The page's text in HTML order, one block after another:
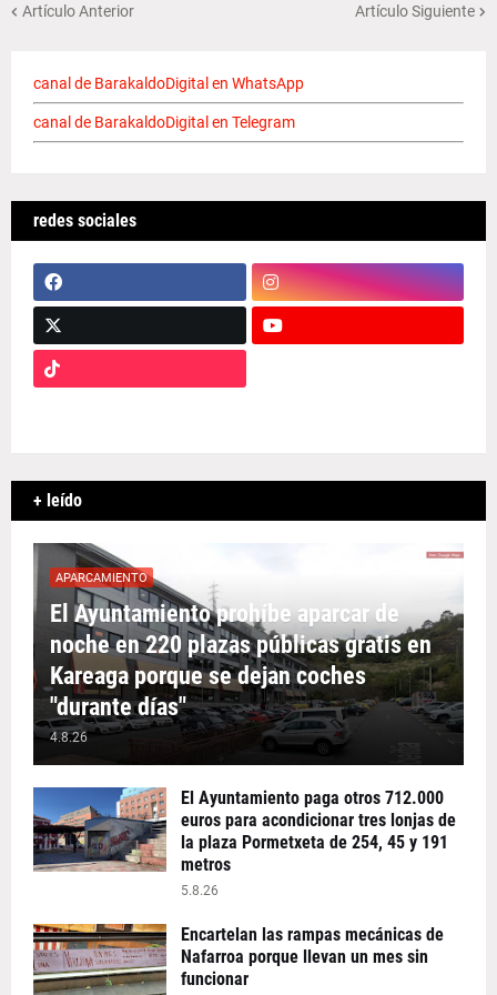
Artículo Anterior Artículo Siguiente
canal de BarakaldoDigital en WhatsApp
canal de BarakaldoDigital en Telegram
redes sociales
+ leído
APARCAMIENTO
El Ayuntamiento prohíbe aparcar de
noche en 220 plazas públicas gratis en
Kareaga porque se dejan coches
"durante días"
4.8.26
El Ayuntamiento paga otros 712.000
euros para acondicionar tres lonjas de
la plaza Pormetxeta de 254, 45 y 191
metros
5.8.26
Encartelan las rampas mecánicas de
Nafarroa porque llevan un mes sin
funcionar